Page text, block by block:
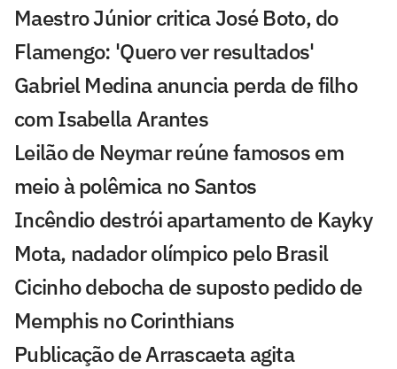
Maestro Júnior critica José Boto, do
Flamengo: 'Quero ver resultados'
Gabriel Medina anuncia perda de filho
com Isabella Arantes
Leilão de Neymar reúne famosos em
meio à polêmica no Santos
Incêndio destrói apartamento de Kayky
Mota, nadador olímpico pelo Brasil
Cicinho debocha de suposto pedido de
Memphis no Corinthians
Publicação de Arrascaeta agita